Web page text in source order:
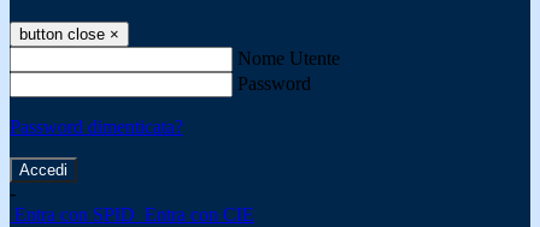
button close ×
Nome Utente
Password
Password dimenticata?
-
Entra con SPID Entra con CIE